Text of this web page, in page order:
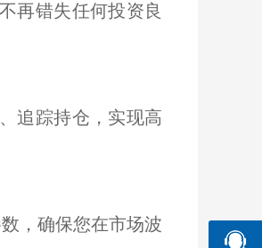
再错失任何投资良
追踪持仓，实现高
，确保您在市场波